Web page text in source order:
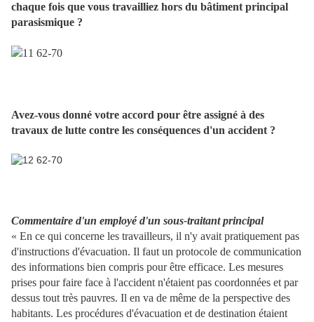
chaque fois que vous travailliez hors du bâtiment principal
parasismique ?
Avez-vous donné votre accord pour être assigné à des
travaux de lutte contre les conséquences d'un accident ?
Commentaire d'un employé d'un sous-traitant principal
« En ce qui concerne les travailleurs, il n'y avait pratiquement pas
d'instructions d'évacuation. Il faut un protocole de communication
des informations bien compris pour être efficace. Les mesures
prises pour faire face à l'accident n'étaient pas coordonnées et par
dessus tout très pauvres. Il en va de même de la perspective des
habitants. Les procédures d'évacuation et de destination étaient